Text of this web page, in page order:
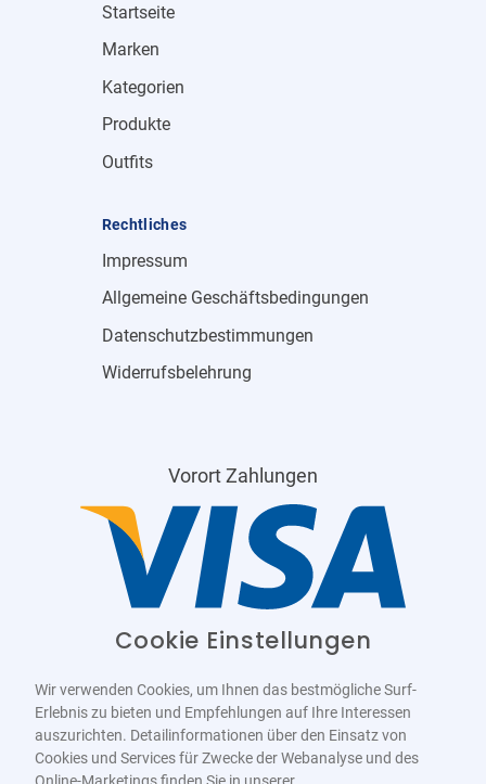
Startseite
Marken
Kategorien
Produkte
Outfits
Rechtliches
Impressum
Allgemeine Geschäftsbedingungen
Datenschutzbestimmungen
Widerrufsbelehrung
Vorort Zahlungen
Cookie Einstellungen
Wir verwenden Cookies, um Ihnen das bestmögliche Surf-
Erlebnis zu bieten und Empfehlungen auf Ihre Interessen
auszurichten. Detailinformationen über den Einsatz von
Cookies und Services für Zwecke der Webanalyse und des
Online-Marketings finden Sie in unserer